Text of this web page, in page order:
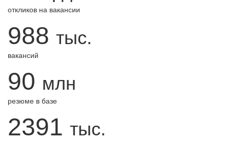
откликов на вакансии
988 тыс.
вакансий
90 млн
резюме в базе
2391 тыс.